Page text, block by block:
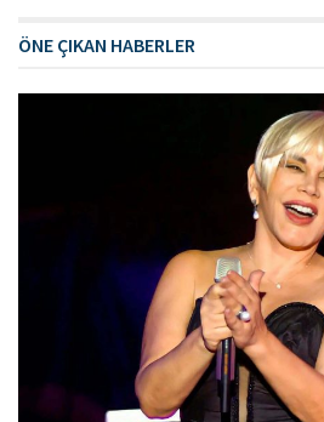
ÖNE ÇIKAN HABERLER